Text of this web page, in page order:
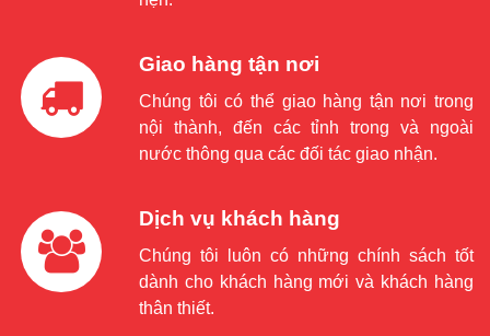
Giao hàng tận nơi
Chúng tôi có thể giao hàng tận nơi trong
nội thành, đến các tỉnh trong và ngoài
nước thông qua các đối tác giao nhận.
Dịch vụ khách hàng
Chúng tôi luôn có những chính sách tốt
dành cho khách hàng mới và khách hàng
thân thiết.